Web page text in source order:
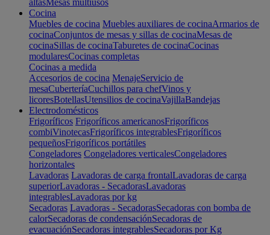
altasMesas multiusos
Cocina
Muebles de cocina Muebles auxiliares de cocinaArmarios de
cocinaConjuntos de mesas y sillas de cocinaMesas de
cocinaSillas de cocinaTaburetes de cocinaCocinas
modularesCocinas completas
Cocinas a medida
Accesorios de cocina MenajeServicio de
mesaCuberteríaCuchillos para chefVinos y
licoresBotellasUtensilios de cocinaVajillaBandejas
Electrodomésticos
Frigoríficos Frigoríficos americanosFrigoríficos
combiVinotecasFrigoríficos integrablesFrigoríficos
pequeñosFrigoríficos portátiles
Congeladores Congeladores verticalesCongeladores
horizontales
Lavadoras Lavadoras de carga frontalLavadoras de carga
superiorLavadoras - SecadorasLavadoras
integrablesLavadoras por kg
Secadoras Lavadoras - SecadorasSecadoras con bomba de
calorSecadoras de condensaciónSecadoras de
evacuaciónSecadoras integrablesSecadoras por Kg